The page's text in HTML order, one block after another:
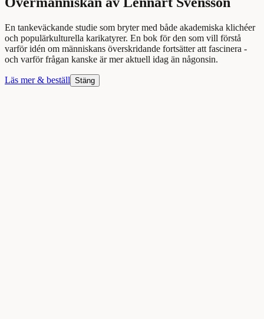
En tankeväckande studie som bryter med både akademiska klichéer
och populärkulturella karikatyrer. En bok för den som vill förstå
varför idén om människans överskridande fortsätter att fascinera -
och varför frågan kanske är mer aktuell idag än någonsin.
Läs mer & beställ Stäng